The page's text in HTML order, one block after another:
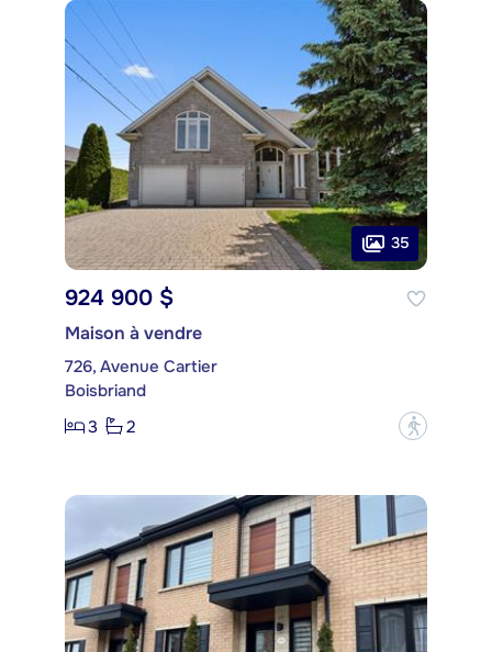
35
924 900 $
Maison à vendre
726, Avenue Cartier
Boisbriand
3
2 ?